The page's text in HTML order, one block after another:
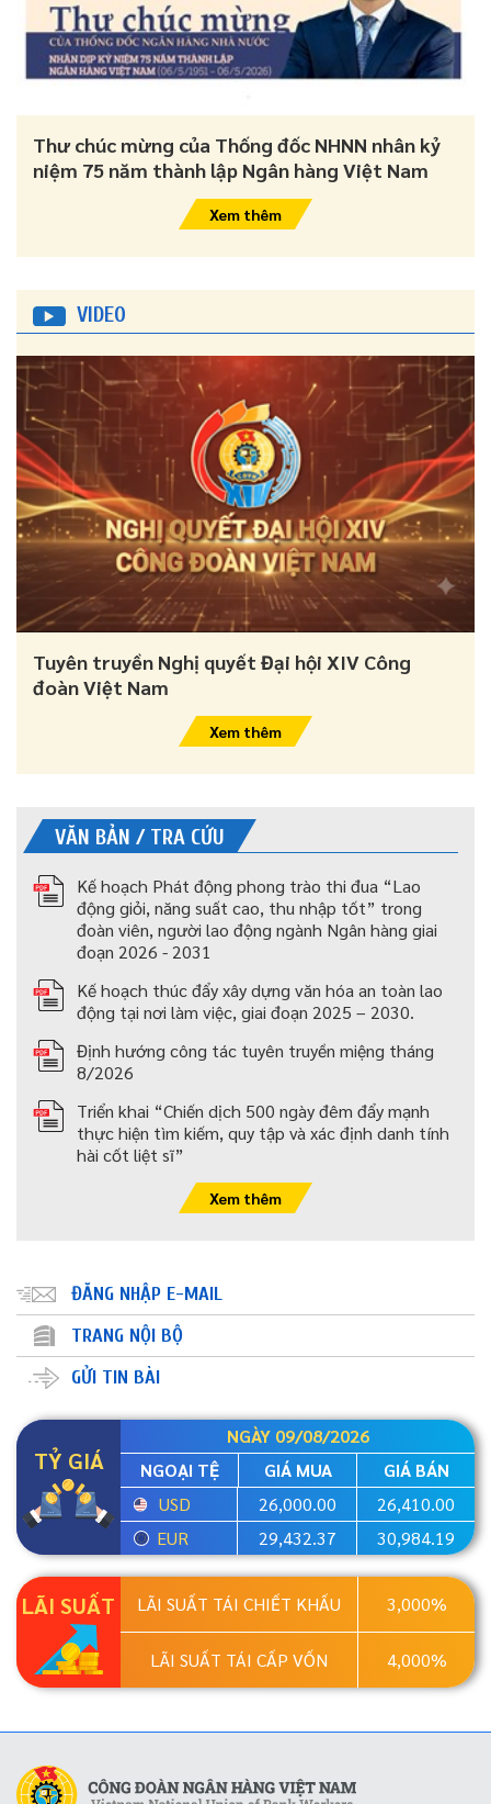
Thư chúc mừng của Thống đốc NHNN nhân kỷ
niệm 75 năm thành lập Ngân hàng Việt Nam
Xem thêm
VIDEO
Tuyên truyền Nghị quyết Đại hội XIV Công
đoàn Việt Nam
Xem thêm
VĂN BẢN / TRA CỨU
Kế hoạch Phát động phong trào thi đua “Lao
động giỏi, năng suất cao, thu nhập tốt” trong
đoàn viên, người lao động ngành Ngân hàng giai
đoạn 2026 - 2031
Kế hoạch thúc đẩy xây dựng văn hóa an toàn lao
động tại nơi làm việc, giai đoạn 2025 – 2030.
Định hướng công tác tuyên truyền miệng tháng
8/2026
Triển khai “Chiến dịch 500 ngày đêm đẩy mạnh
thực hiện tìm kiếm, quy tập và xác định danh tính
hài cốt liệt sĩ”
Xem thêm
ĐĂNG NHẬP E-MAIL
TRANG NỘI BỘ
GỬI TIN BÀI
TỶ GIÁ
NGÀY 09/08/2026
NGOẠI TỆ
GIÁ MUA
GIÁ BÁN
USD
26,000.00
26,410.00
EUR
29,432.37 30,984.19
LÃI SUẤT LÃI SUẤT TÁI CHIẾT KHẤU 3,000%
LÃI SUẤT TÁI CẤP VỐN 4,000%